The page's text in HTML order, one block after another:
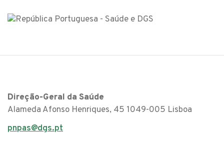
Direção-Geral da Saúde
Alameda Afonso Henriques, 45 1049-005 Lisboa
pnpas@dgs.pt